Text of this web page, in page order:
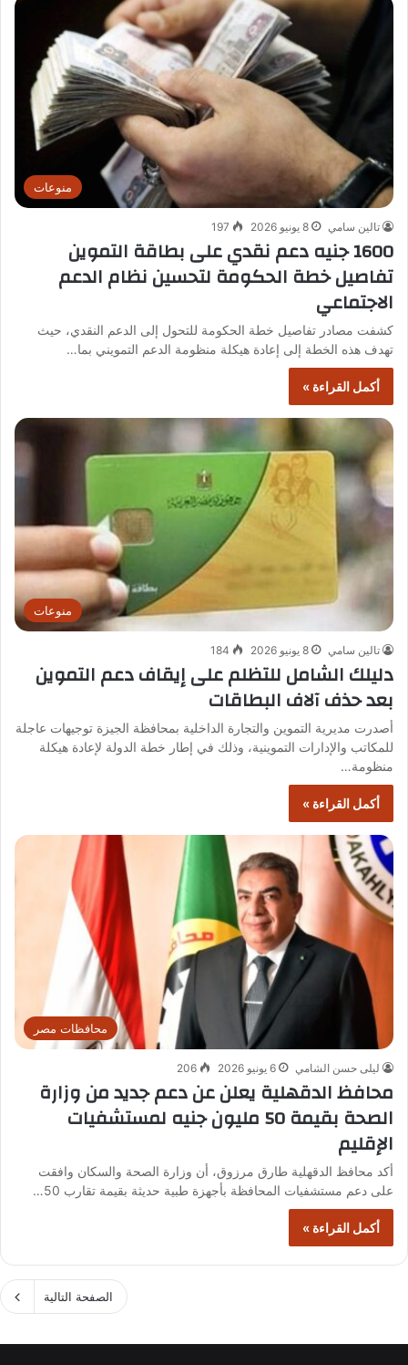
منوعات
تالين سامي 8 يونيو 2026 197
1600 جنيه دعم نقدي على بطاقة التموين
تفاصيل خطة الحكومة لتحسين نظام الدعم
الاجتماعي
كشفت مصادر تفاصيل خطة الحكومة للتحول إلى الدعم النقدي، حيث
تهدف هذه الخطة إلى إعادة هيكلة منظومة الدعم التمويني بما…
أكمل القراءة »
منوعات
تالين سامي 8 يونيو 2026 184
دليلك الشامل للتظلم على إيقاف دعم التموين
بعد حذف آلاف البطاقات
أصدرت مديرية التموين والتجارة الداخلية بمحافظة الجيزة توجيهات عاجلة
للمكاتب والإدارات التموينية، وذلك في إطار خطة الدولة لإعادة هيكلة
منظومة…
أكمل القراءة »
محافظات مصر
ليلى حسن الشامي 6 يونيو 2026 206
محافظ الدقهلية يعلن عن دعم جديد من وزارة
الصحة بقيمة 50 مليون جنيه لمستشفيات
الإقليم
أكد محافظ الدقهلية طارق مرزوق، أن وزارة الصحة والسكان وافقت
على دعم مستشفيات المحافظة بأجهزة طبية حديثة بقيمة تقارب 50…
أكمل القراءة »
الصفحة التالية